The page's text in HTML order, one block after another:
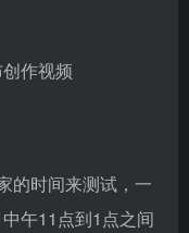
作视频
的时间来测试，一
午11点到1点之间